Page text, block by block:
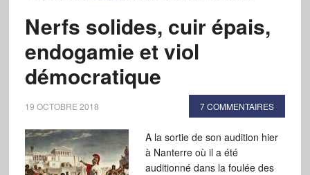
Nerfs solides, cuir épais,
endogamie et viol
démocratique
19 OCTOBRE 2018 7 COMMENTAIRES
A la sortie de son audition hier
à Nanterre où il a été
auditionné dans la foulée des